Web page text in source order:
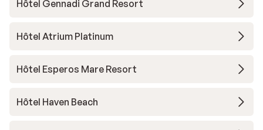
Hôtel Gennadi Grand Resort
Hôtel Atrium Platinum
Hôtel Esperos Mare Resort
Hôtel Haven Beach